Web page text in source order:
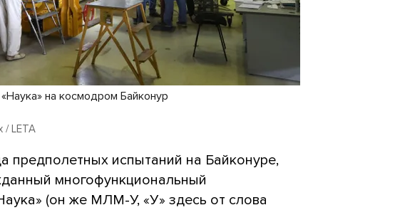
на космодром Байконур
/ LETA
предполетных испытаний на Байконуре,
многофункциональный
(он же МЛМ-У, «У» здесь от слова